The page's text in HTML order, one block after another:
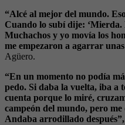
“Alcé al mejor del mundo.
Cuando lo subí dije: ‘Mierda.
Muchachos y yo movía los
me empezaron a agarrar
Agüero.
“En un momento no podía
pedo. Si daba la vuelta, iba a
cuenta porque lo miré,
campeón del mundo, pero me
Andaba arrodillado después”,